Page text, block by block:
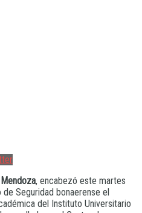
, encabezó este martes
Seguridad bonaerense el
del Instituto Universitario